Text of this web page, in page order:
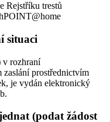
Rejstříku trestů
situaci
v rozhraní
zaslání prostřednictvím
je vydán elektronický
(podat žádost